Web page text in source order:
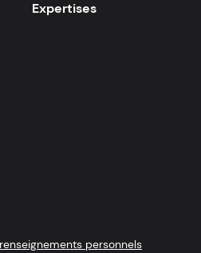
Expertises
personnels